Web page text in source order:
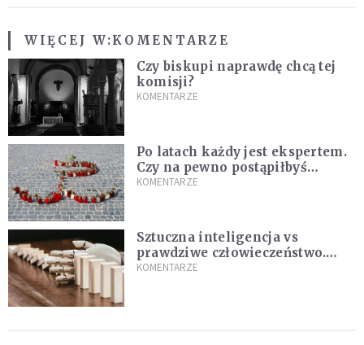
WIĘCEJ W:KOMENTARZE
Czy biskupi naprawdę chcą tej
komisji?
KOMENTARZE
Po latach każdy jest ekspertem.
Czy na pewno postąpiłbyś
inaczej?
KOMENTARZE
Sztuczna inteligencja vs
prawdziwe człowieczeństwo.
Dlaczego AI nie nauczy nas
KOMENTARZE